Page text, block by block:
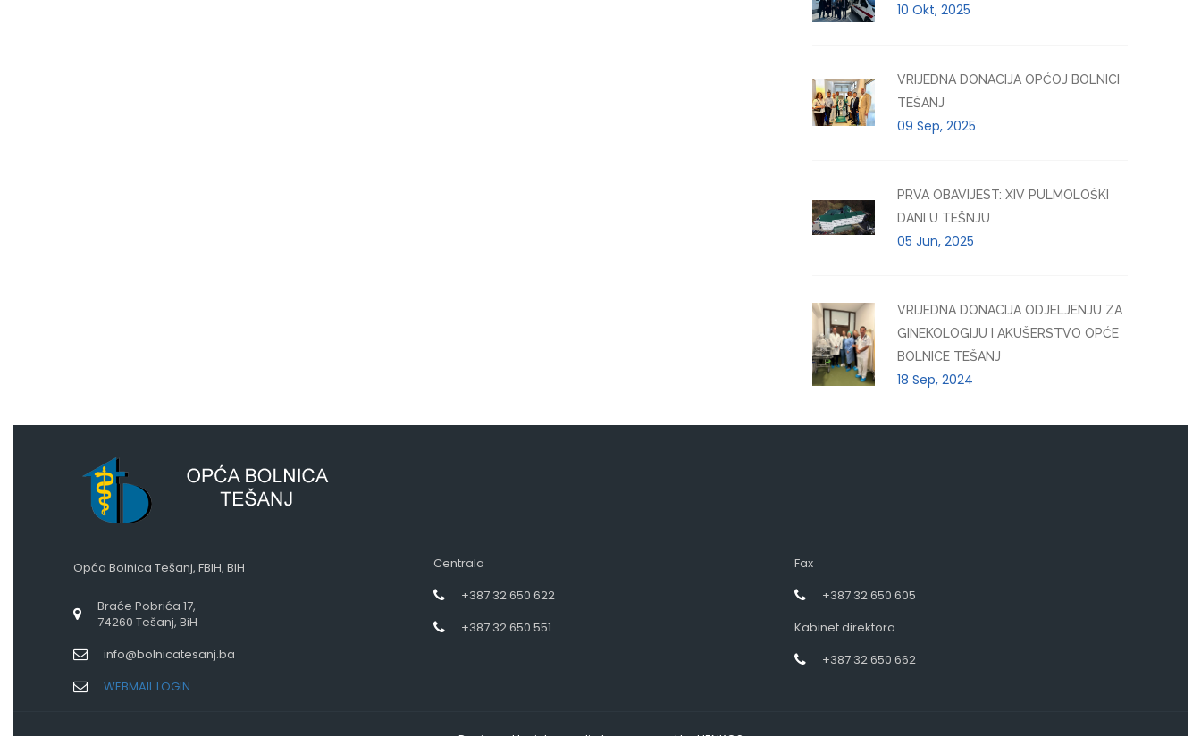
10 Okt, 2025
VRIJEDNA DONACIJA OPĆOJ BOLNICI
TEŠANJ
09 Sep, 2025
PRVA OBAVIJEST: XIV PULMOLOŠKI
DANI U TEŠNJU
05 Jun, 2025
VRIJEDNA DONACIJA ODJELJENJU ZA
GINEKOLOGIJU I AKUŠERSTVO OPĆE
BOLNICE TEŠANJ
18 Sep, 2024
Opća Bolnica Tešanj, FBIH, BIH
Braće Pobrića 17,
74260 Tešanj, BiH
info@bolnicatesanj.ba
WEBMAIL LOGIN
Centrala
+387 32 650 622
+387 32 650 551
Fax
+387 32 650 605
Kabinet direktora
+387 32 650 662